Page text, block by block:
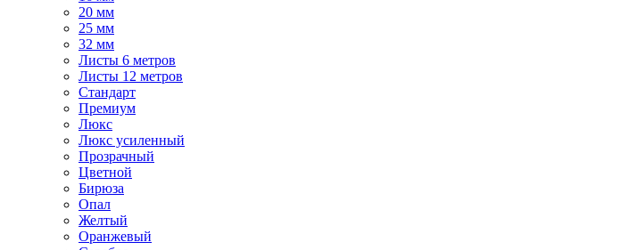
20 мм
25 мм
32 мм
Листы 6 метров
Листы 12 метров
Стандарт
Премиум
Люкс
Люкс усиленный
Прозрачный
Цветной
Бирюза
Опал
Желтый
Оранжевый